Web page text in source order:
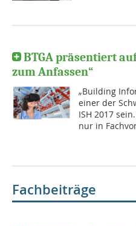
BTGA präsentiert
zum Anfassen“
„Building
einer der
ISH 2017
nur in
Fachbeiträge